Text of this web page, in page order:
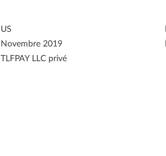
US
Novembre 2019
TLFPAY LLC privé